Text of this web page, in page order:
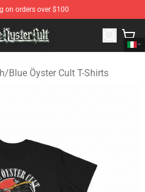
on orders over $100
- Official Blue Öyster Cult
/Blue Öyster Cult T-Shirts